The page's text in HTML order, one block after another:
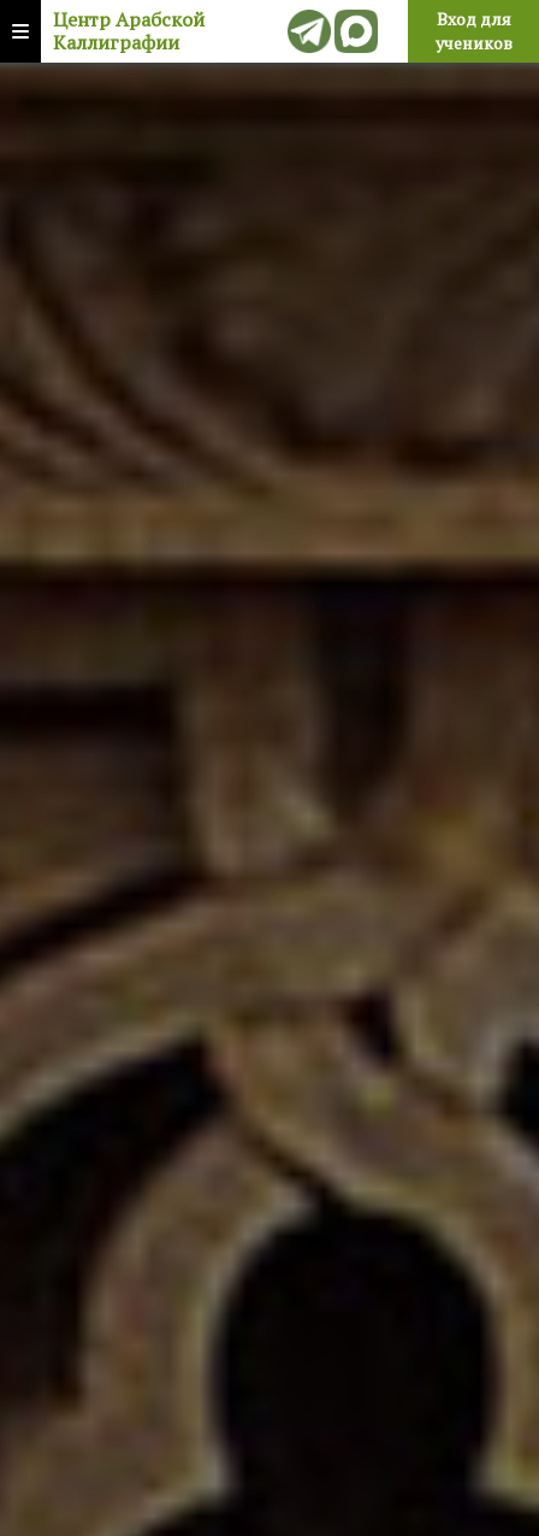
Центр Арабской
Каллиграфии
Вход для
учеников